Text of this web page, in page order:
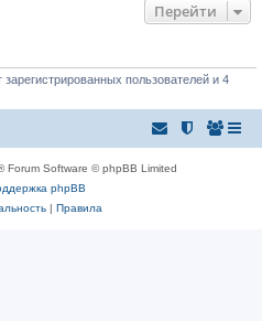
Перейти
пользователей и 4
Forum Software © phpBB Limited
phpBB
| Правила